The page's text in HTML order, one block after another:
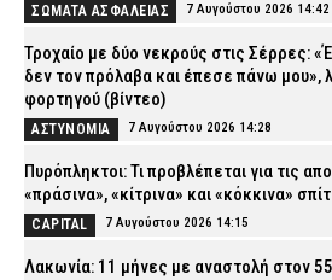
ΣΩΜΑΤΑ ΑΣΦΑΛΕΙΑΣ 7 Αυγούστου 2026 14:42
Τροχαίο με δύο νεκρούς στις Σέρρες:
δεν τον πρόλαβα και έπεσε πάνω μου»,
φορτηγού (βίντεο)
ΑΣΤΥΝΟΜΙΑ 7 Αυγούστου 2026 14:28
Πυρόπληκτοι: Τι προβλέπεται για τις
«πράσινα», «κίτρινα» και «κόκκινα»
CAPITAL 7 Αυγούστου 2026 14:15
Λακωνία: 11 μήνες με αναστολή στον